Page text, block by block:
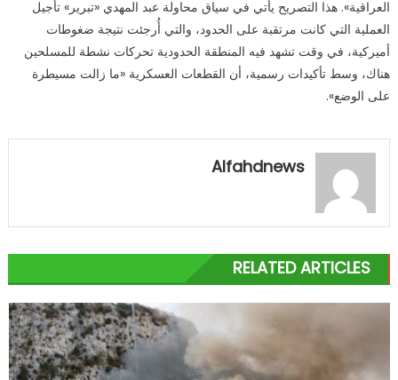
العراقية». هذا التصريح يأتي في سياق محاولة عبد المهدي «تبرير» تأجيل
العملية التي كانت مرتقبة على الحدود، والتي أُرجئت نتيجة ضغوطات
أميركية، في وقت تشهد فيه المنطقة الحدودية تحركات نشطة للمسلحين
هناك، وسط تأكيدات رسمية، أن القطعات العسكرية «ما زالت مسيطرة
على الوضع».
Alfahdnews
RELATED ARTICLES